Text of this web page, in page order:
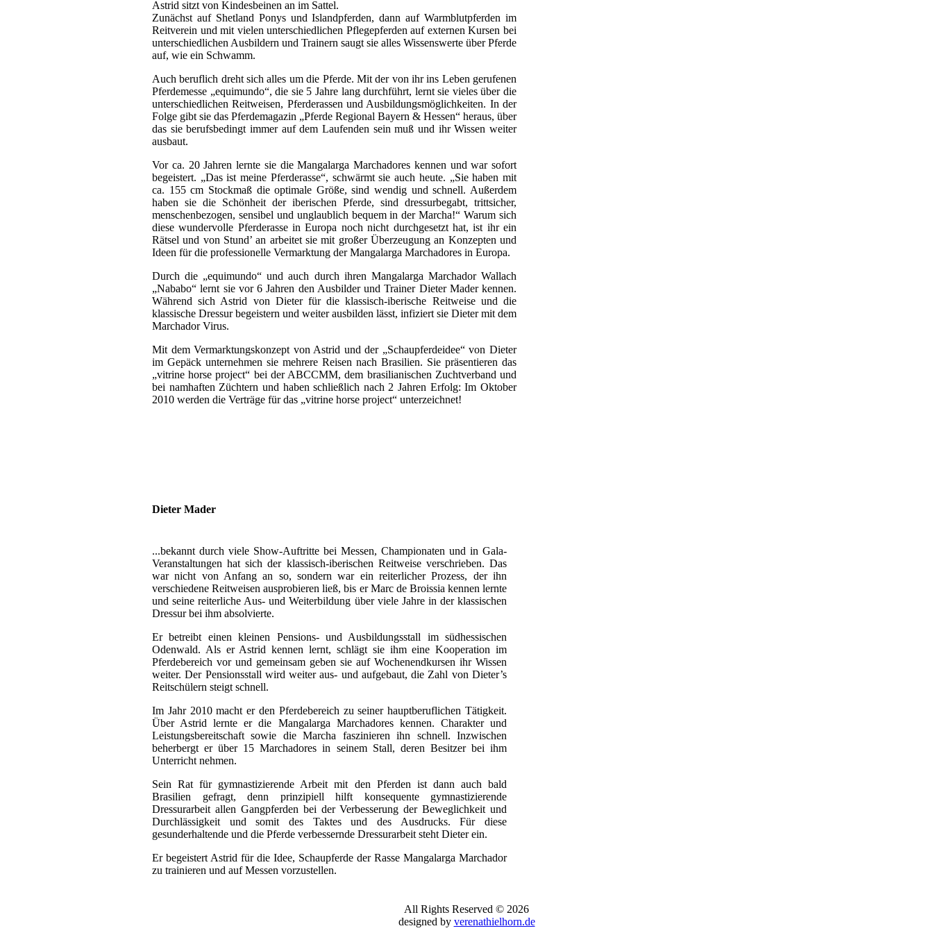
Astrid sitzt von Kindesbeinen an im Sattel.
Zunächst auf Shetland Ponys und Islandpferden, dann auf Warmblutpferden im
Reitverein und mit vielen unterschiedlichen Pflegepferden auf externen Kursen bei
unterschiedlichen Ausbildern und Trainern saugt sie alles Wissenswerte über Pferde
auf, wie ein Schwamm.
Auch beruflich dreht sich alles um die Pferde. Mit der von ihr ins Leben gerufenen
Pferdemesse „equimundo“, die sie 5 Jahre lang durchführt, lernt sie vieles über die
unterschiedlichen Reitweisen, Pferderassen und Ausbildungsmöglichkeiten. In der
Folge gibt sie das Pferdemagazin „Pferde Regional Bayern & Hessen“ heraus, über
das sie berufsbedingt immer auf dem Laufenden sein muß und ihr Wissen weiter
ausbaut.
Vor ca. 20 Jahren lernte sie die Mangalarga Marchadores kennen und war sofort
begeistert. „Das ist meine Pferderasse“, schwärmt sie auch heute. „Sie haben mit
ca. 155 cm Stockmaß die optimale Größe, sind wendig und schnell. Außerdem
haben sie die Schönheit der iberischen Pferde, sind dressurbegabt, trittsicher,
menschenbezogen, sensibel und unglaublich bequem in der Marcha!“ Warum sich
diese wundervolle Pferderasse in Europa noch nicht durchgesetzt hat, ist ihr ein
Rätsel und von Stund’ an arbeitet sie mit großer Überzeugung an Konzepten und
Ideen für die professionelle Vermarktung der Mangalarga Marchadores in Europa.
Durch die „equimundo“ und auch durch ihren Mangalarga Marchador Wallach
„Nababo“ lernt sie vor 6 Jahren den Ausbilder und Trainer Dieter Mader kennen.
Während sich Astrid von Dieter für die klassisch-iberische Reitweise und die
klassische Dressur begeistern und weiter ausbilden lässt, infiziert sie Dieter mit dem
Marchador Virus.
Mit dem Vermarktungskonzept von Astrid und der „Schaupferdeidee“ von Dieter
im Gepäck unternehmen sie mehrere Reisen nach Brasilien. Sie präsentieren das
„vitrine horse project“ bei der ABCCMM, dem brasilianischen Zuchtverband und
bei namhaften Züchtern und haben schließlich nach 2 Jahren Erfolg: Im Oktober
2010 werden die Verträge für das „vitrine horse project“ unterzeichnet!
Dieter Mader
...bekannt durch viele Show-Auftritte bei Messen, Championaten und in Gala-
Veranstaltungen hat sich der klassisch-iberischen Reitweise verschrieben. Das
war nicht von Anfang an so, sondern war ein reiterlicher Prozess, der ihn
verschiedene Reitweisen ausprobieren ließ, bis er Marc de Broissia kennen lernte
und seine reiterliche Aus- und Weiterbildung über viele Jahre in der klassischen
Dressur bei ihm absolvierte.
Er betreibt einen kleinen Pensions- und Ausbildungsstall im südhessischen
Odenwald. Als er Astrid kennen lernt, schlägt sie ihm eine Kooperation im
Pferdebereich vor und gemeinsam geben sie auf Wochenendkursen ihr Wissen
weiter. Der Pensionsstall wird weiter aus- und aufgebaut, die Zahl von Dieter’s
Reitschülern steigt schnell.
Im Jahr 2010 macht er den Pferdebereich zu seiner hauptberuflichen Tätigkeit.
Über Astrid lernte er die Mangalarga Marchadores kennen. Charakter und
Leistungsbereitschaft sowie die Marcha faszinieren ihn schnell. Inzwischen
beherbergt er über 15 Marchadores in seinem Stall, deren Besitzer bei ihm
Unterricht nehmen.
Sein Rat für gymnastizierende Arbeit mit den Pferden ist dann auch bald
Brasilien gefragt, denn prinzipiell hilft konsequente gymnastizierende
Dressurarbeit allen Gangpferden bei der Verbesserung der Beweglichkeit und
Durchlässigkeit und somit des Taktes und des Ausdrucks. Für diese
gesunderhaltende und die Pferde verbessernde Dressurarbeit steht Dieter ein.
Er begeistert Astrid für die Idee, Schaupferde der Rasse Mangalarga Marchador
zu trainieren und auf Messen vorzustellen.
All Rights Reserved © 2026
designed by verenathielhorn.de